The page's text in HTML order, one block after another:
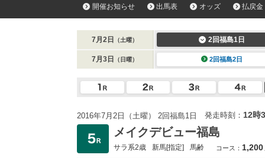
開催お知らせ 出馬表 オッズ 払戻金
7月2日 （土曜） 2回福島1日
7月3日 （日曜） 2回福島2日
2016年7月2日（土曜） 2回福島1日 発走時刻： 12時
メイクデビュー福島
サラ系2歳 新馬[指定] 馬齢 コース： 1,200